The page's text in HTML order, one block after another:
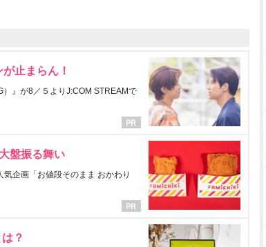
止まらん！
』が8／５よりJ:COM STREAMで
盤振る舞い
企画「お値段そのまま おかわり
？